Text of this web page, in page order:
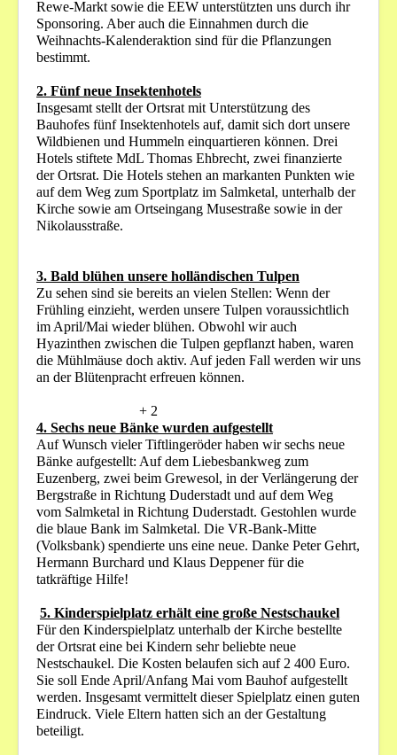
Rewe-Markt sowie die EEW unterstützten uns durch ihr
Sponsoring. Aber auch die Einnahmen durch die
Weihnachts-Kalenderaktion sind für die Pflanzungen
bestimmt.
2. Fünf neue Insektenhotels
Insgesamt stellt der Ortsrat mit Unterstützung des
Bauhofes fünf Insektenhotels auf, damit sich dort unsere
Wildbienen und Hummeln einquartieren können. Drei
Hotels stiftete MdL Thomas Ehbrecht, zwei finanzierte
der Ortsrat. Die Hotels stehen an markanten Punkten wie
auf dem Weg zum Sportplatz im Salmketal, unterhalb der
Kirche sowie am Ortseingang Musestraße sowie in der
Nikolausstraße.
3. Bald blühen unsere holländischen Tulpen
Zu sehen sind sie bereits an vielen Stellen: Wenn der
Frühling einzieht, werden unsere Tulpen voraussichtlich
im April/Mai wieder blühen. Obwohl wir auch
Hyazinthen zwischen die Tulpen gepflanzt haben, waren
die Mühlmäuse doch aktiv. Auf jeden Fall werden wir uns
an der Blütenpracht erfreuen können.
+ 2
4. Sechs neue Bänke wurden aufgestellt
Auf Wunsch vieler Tiftlingeröder haben wir sechs neue
Bänke aufgestellt: Auf dem Liebesbankweg zum
Euzenberg, zwei beim Grewesol, in der Verlängerung der
Bergstraße in Richtung Duderstadt und auf dem Weg
vom Salmketal in Richtung Duderstadt. Gestohlen wurde
die blaue Bank im Salmketal. Die VR-Bank-Mitte
(Volksbank) spendierte uns eine neue. Danke Peter Gehrt,
Hermann Burchard und Klaus Deppener für die
tatkräftige Hilfe!
5. Kinderspielplatz erhält eine große Nestschaukel
Für den Kinderspielplatz unterhalb der Kirche bestellte
der Ortsrat eine bei Kindern sehr beliebte neue
Nestschaukel. Die Kosten belaufen sich auf 2 400 Euro.
Sie soll Ende April/Anfang Mai vom Bauhof aufgestellt
werden. Insgesamt vermittelt dieser Spielplatz einen guten
Eindruck. Viele Eltern hatten sich an der Gestaltung
beteiligt.